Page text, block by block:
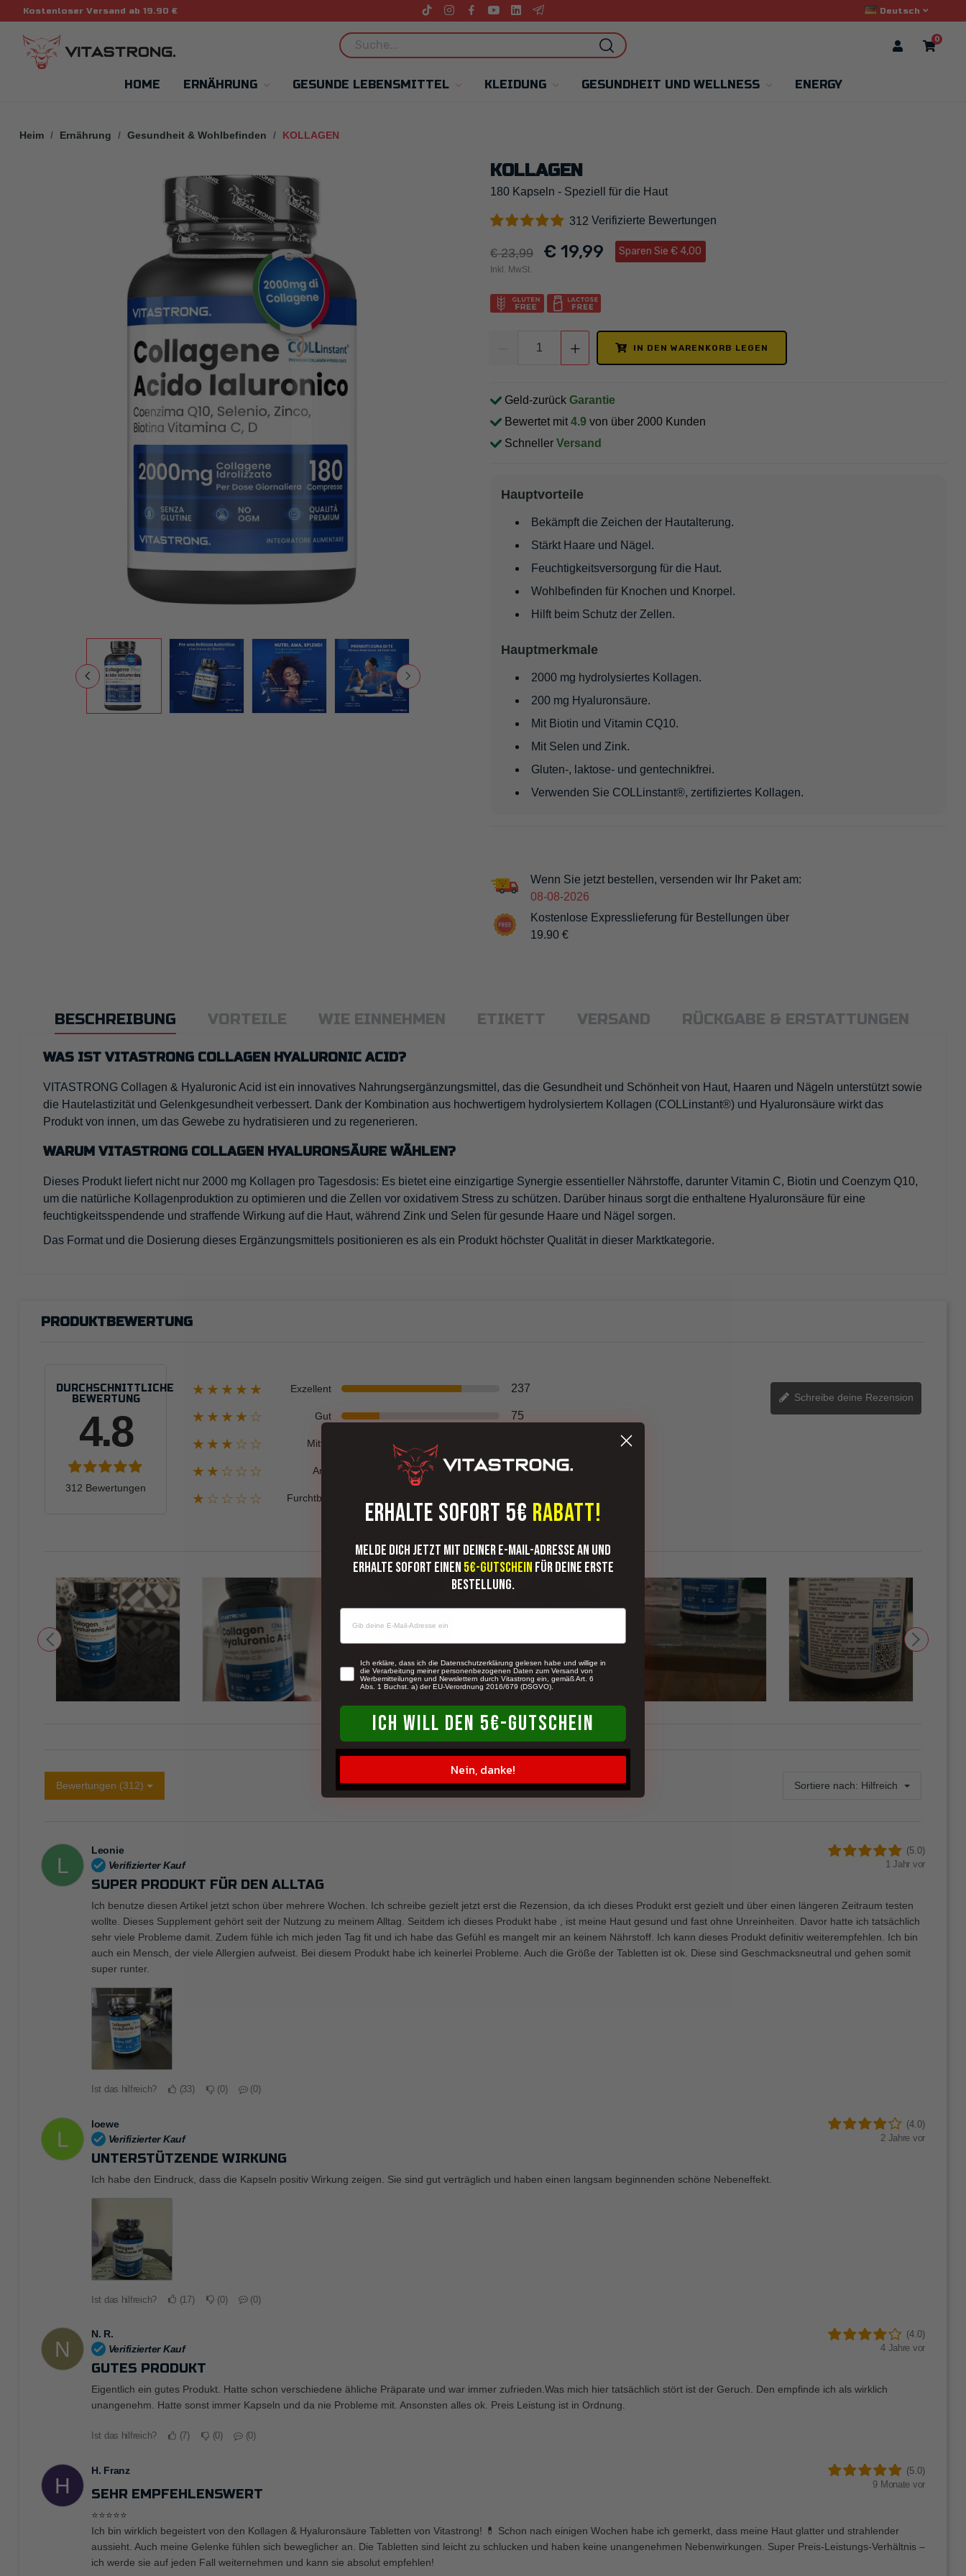
Kostenloser Versand ab 19.90 € Deutsch
0
HOME ERNÄHRUNG GESUNDE LEBENSMITTEL KLEIDUNG GESUNDHEIT UND WELLNESS ENERGY
Heim Ernährung Gesundheit & Wohlbefinden KOLLAGEN
KOLLAGEN
180 Kapseln - Speziell für die Haut
312 Verifizierte Bewertungen
€ 23,99 € 19,99 Sparen Sie € 4,00
Inkl. MwSt.
IN DEN WARENKORB LEGEN
Geld-zurück Garantie
Bewertet mit 4.9 von über 2000 Kunden
Schneller Versand
Hauptvorteile
Bekämpft die Zeichen der Hautalterung.
Stärkt Haare und Nägel.
Feuchtigkeitsversorgung für die Haut.
Wohlbefinden für Knochen und Knorpel.
Hilft beim Schutz der Zellen.
Hauptmerkmale
2000 mg hydrolysiertes Kollagen.
200 mg Hyaluronsäure.
Mit Biotin und Vitamin CQ10.
Mit Selen und Zink.
Gluten-, laktose- und gentechnikfrei.
Verwenden Sie COLLinstant®, zertifiziertes Kollagen.
Wenn Sie jetzt bestellen, versenden wir Ihr Paket am:
08-08-2026
Kostenlose Expresslieferung für Bestellungen über
19.90 €
BESCHREIBUNG VORTEILE WIE EINNEHMEN ETIKETT VERSAND RÜCKGABE & ERSTATTUNGEN
WAS IST VITASTRONG COLLAGEN HYALURONIC ACID?
VITASTRONG Collagen & Hyaluronic Acid ist ein innovatives Nahrungsergänzungsmittel, das die Gesundheit und Schönheit von Haut, Haaren und Nägeln unterstützt sowie
die Hautelastizität und Gelenkgesundheit verbessert. Dank der Kombination aus hochwertigem hydrolysiertem Kollagen (COLLinstant®) und Hyaluronsäure wirkt das
Produkt von innen, um das Gewebe zu hydratisieren und zu regenerieren.
WARUM VITASTRONG COLLAGEN HYALURONSÄURE WÄHLEN?
Dieses Produkt liefert nicht nur 2000 mg Kollagen pro Tagesdosis: Es bietet eine einzigartige Synergie essentieller Nährstoffe, darunter Vitamin C, Biotin und Coenzym Q10,
um die natürliche Kollagenproduktion zu optimieren und die Zellen vor oxidativem Stress zu schützen. Darüber hinaus sorgt die enthaltene Hyaluronsäure für eine
feuchtigkeitsspendende und straffende Wirkung auf die Haut, während Zink und Selen für gesunde Haare und Nägel sorgen.
Das Format und die Dosierung dieses Ergänzungsmittels positionieren es als ein Produkt höchster Qualität in dieser Marktkategorie.
PRODUKTBEWERTUNG
DURCHSCHNITTLICHE
BEWERTUNG
4.8
312 Bewertungen
★★★★★ Exzellent 237
★★★★☆ Gut 75
★★★☆☆ Mittel
★★☆☆☆ Arm 0
★☆☆☆☆ Furchtbar
Schreibe deine Rezension
Bewertungen (312) Sortiere nach: Hilfreich
L
Leonie
Verifizierter Kauf
(5.0)
1 Jahr vor
SUPER PRODUKT FÜR DEN ALLTAG
Ich benutze diesen Artikel jetzt schon über mehrere Wochen. Ich schreibe gezielt jetzt erst die Rezension, da ich dieses Produkt erst gezielt und über einen längeren Zeitraum testen
wollte. Dieses Supplement gehört seit der Nutzung zu meinem Alltag. Seitdem ich dieses Produkt habe , ist meine Haut gesund und fast ohne Unreinheiten. Davor hatte ich tatsächlich
sehr viele Probleme damit. Zudem fühle ich mich jeden Tag fit und ich habe das Gefühl es mangelt mir an keinem Nährstoff. Ich kann dieses Produkt definitiv weiterempfehlen. Ich bin
auch ein Mensch, der viele Allergien aufweist. Bei diesem Produkt habe ich keinerlei Probleme. Auch die Größe der Tabletten ist ok. Diese sind Geschmacksneutral und gehen somit
super runter.
Ist das hilfreich? 33 0 0
L
loewe
Verifizierter Kauf
(4.0)
2 Jahre vor
UNTERSTÜTZENDE WIRKUNG
Ich habe den Eindruck, dass die Kapseln positiv Wirkung zeigen. Sie sind gut verträglich und haben einen langsam beginnenden schöne Nebeneffekt.
Ist das hilfreich? 17 0 0
N
N. R.
Verifizierter Kauf
(4.0)
4 Jahre vor
GUTES PRODUKT
Eigentlich ein gutes Produkt. Hatte schon verschiedene ähliche Präparate und war immer zufrieden.Was mich hier tatsächlich stört ist der Geruch. Den empfinde ich als wirklich
unangenehm. Hatte sonst immer Kapseln und da nie Probleme mit. Ansonsten alles ok. Preis Leistung ist in Ordnung.
Ist das hilfreich? 7 0 0
H
H. Franz
(5.0)
9 Monate vor
SEHR EMPFEHLENSWERT
⭐️⭐️⭐️⭐️⭐️
Ich bin wirklich begeistert von den Kollagen & Hyaluronsäure Tabletten von Vitastrong! 💊 Schon nach einigen Wochen habe ich gemerkt, dass meine Haut glatter und strahlender
aussieht. Auch meine Gelenke fühlen sich beweglicher an. Die Tabletten sind leicht zu schlucken und haben keine unangenehmen Nebenwirkungen. Super Preis-Leistungs-Verhältnis –
ich werde sie auf jeden Fall weiternehmen und kann sie absolut empfehlen!
ERHALTE SOFORT 5€ RABATT!
Melde dich jetzt mit deiner E-Mail-Adresse an und
erhalte sofort einen 5€-Gutschein für deine erste
Bestellung.
newsletterIch erkläre, dass ich die Datenschutzerklärung gelesen habe und willige in
die Verarbeitung meiner personenbezogenen Daten zum Versand von
Werbemitteilungen und Newslettern durch Vitastrong ein, gemäß Art. 6
Abs. 1 Buchst. a) der EU-Verordnung 2016/679 (DSGVO).
ICH WILL DEN 5€-GUTSCHEIN
Nein, danke!